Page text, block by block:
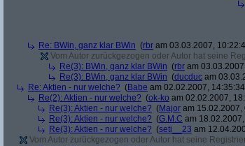
Re: BWin, ganz klar BWin (rbr am 03.03.2007,
Vom Autor zurückgezogen oder Autor hat seine
Re(3): BWin, ganz klar BWin (rbr am
Re(3): BWin, ganz klar BWin (ducduc am
Re: Aktien - nur welche? (Babe am 02.02.2007,
Re(2): Aktien - nur welche? (ok-ko am 02.02.2007,
Re(3): Aktien - nur welche? (Major am 15.02.2007,
Re(3): Aktien - nur welche? (G.M.C am
Re(3): Aktien - nur welche? (seti__23 am
Vom Autor zurückgezogen oder Autor hat seine